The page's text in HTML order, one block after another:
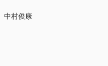
中村俊康